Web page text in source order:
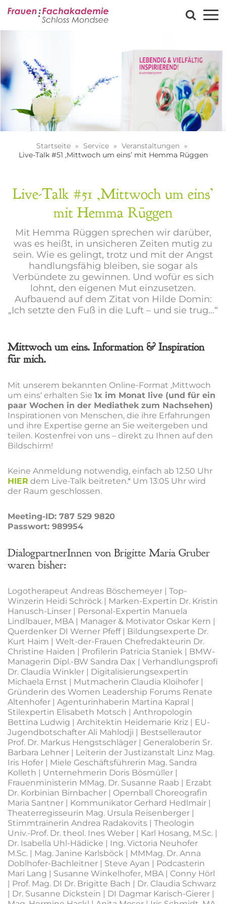
Startseite Service
Veranstaltungen
Live-Talk #51 ‚Mittwoch um eins’ mit Hemma Rüggen
Live-Talk #51 ‚Mittwoch um eins’
mit Hemma Rüggen
Mit Hemma Rüggen sprechen wir darüber,
was es heißt, in unsicheren Zeiten mutig zu
sein. Wie es gelingt, trotz und mit der Angst
handlungsfähig bleiben, sie sogar als
Verbündete zu gewinnen. Und wofür es sich
lohnt, den eigenen Mut einzusetzen.
Aufbauend auf dem Zitat von Hilde Domin:
„Ich setzte den Fuß in die Luft – und sie trug…“
Mittwoch um eins. Information & Inspiration
für mich.
Mit unserem bekannten Online-Format ‚Mittwoch
um eins‘ erhalten Sie 1x im Monat live (und für ein
paar Wochen in der Mediathek zum Nachsehen)
Inspirationen von Menschen, die ihre Erfahrungen
und ihre Expertise gerne an Sie weitergeben und
teilen. Kostenfrei von uns – direkt zu Ihnen auf den
Bildschirm!
Keine Anmeldung notwendig, einfach ab 12.50 Uhr
HIER dem Live-Talk beitreten.* Um 13:05 Uhr wird
der Raum geschlossen.
Meeting-ID: 787 529 9820
Passwort: 989954
DialogpartnerInnen von Brigitte Maria Gruber
waren bisher:
Logotherapeut Andreas Böschemeyer | Top-
Winzerin Heidi Schröck | Marken-Expertin Dr. Kristin
Hanusch-Linser | Personal-Expertin Manuela
Lindlbauer, MBA | Manager & Motivator Oskar Kern |
Querdenker DI Werner Pfeff | Bildungsexperte Dr.
Kurt Haim | Welt-der-Frauen Chefredakteurin Dr.
Christine Haiden | Profilerin Patricia Staniek | BMW-
Managerin Dipl.-BW Sandra Dax | Verhandlungsprofi
Dr. Claudia Winkler | Digitalisierungsexpertin
Michaela Ernst | Mutmacherin Claudia Kloihofer |
Gründerin des Women Leadership Forums Renate
Altenhofer | Agenturinhaberin Martina Kapral |
Stilexpertin Elisabeth Motsch | Anthropologin
Bettina Ludwig | Architektin Heidemarie Kriz | EU-
Jugendbotschafter Ali Mahlodji | Bestsellerautor
Prof. Dr. Markus Hengstschläger | Generaloberin Sr.
Barbara Lehner | Leiterin der Justizanstalt Linz Mag.
Iris Hofer | Miele Geschäftsführerin Mag. Sandra
Kolleth | Unternehmerin Doris Bösmüller |
Frauenministerin MMag. Dr. Susanne Raab | Erzabt
Dr. Korbinian Birnbacher | Opernball Choreografin
Maria Santner | Kommunikator Gerhard Hedlmair |
Theaterregisseurin Mag. Ursula Reisenberger |
Stimmtrainerin Andrea Radakovits | Theologin
Univ.-Prof. Dr. theol. Ines Weber | Karl Hosang, M.Sc. |
Dr. Isabella Uhl-Hädicke | Ing. Victoria Neuhofer
M.Sc. | Mag. Janine Karlsböck | MMMag. Dr. Anna
Doblhofer-Bachleitner | Steve Ayan | Podcasterin
Mari Lang | Susanne Winkelhofer, MBA | Conny Hörl
| Prof. Mag. DI Dr. Brigitte Bach | Dr. Claudia Schwarz
| Dr. Susanne Dickstein | DI Dagmar Karisch-Gierer |